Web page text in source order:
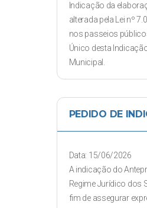
Indicação da
alterada pela Lei nº
nos passeios
Único desta
Municipal.
PEDIDO DE
Data: 15/06/2026
A indicação do
Regime Jurídico dos
fim de assegurar